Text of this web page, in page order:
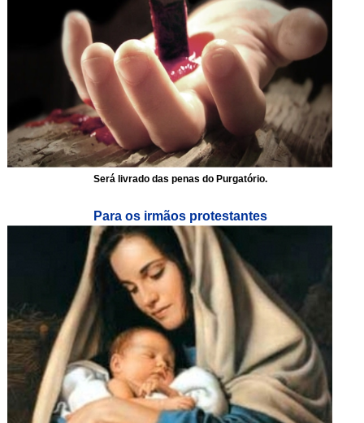
Será livrado das penas do Purgatório.
Para os irmãos protestantes